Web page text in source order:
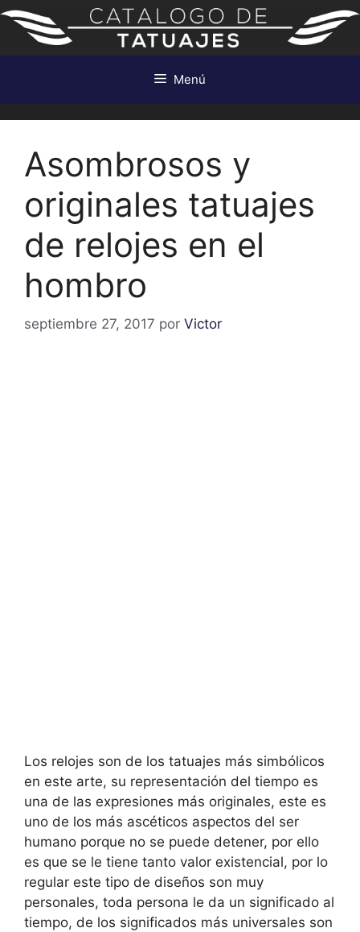
Saltar
contenido
Menú
Asombrosos y
originales tatuajes
de relojes en el
hombro
septiembre 27, 2017 por Victor
Los relojes son de los tatuajes más simbólicos
en este arte, su representación del tiempo es
una de las expresiones más originales, este es
uno de los más ascéticos aspectos del ser
humano porque no se puede detener, por ello
es que se le tiene tanto valor existencial, por lo
regular este tipo de diseños son muy
personales, toda persona le da un significado al
tiempo, de los significados más universales son